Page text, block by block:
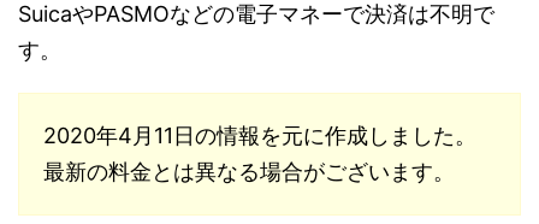
SuicaやPASMOなどの電子マネーで決済は不明で
す。
2020年4月11日の情報を元に作成しました。
最新の料金とは異なる場合がございます。